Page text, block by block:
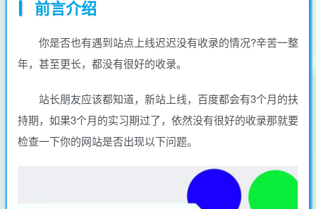
前言介绍
你是否也有遇到站点上线迟迟没有收录的情况?辛苦一整
年，甚至更长，都没有很好的收录。
站长朋友应该都知道，新站上线，百度都会有3个月的扶
持期，如果3个月的实习期过了，依然没有很好的收录那就要
检查一下你的网站是否出现以下问题。